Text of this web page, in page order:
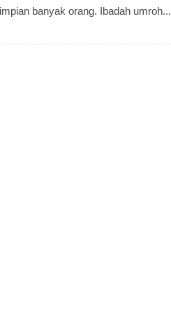
banyak orang. Ibadah umroh...